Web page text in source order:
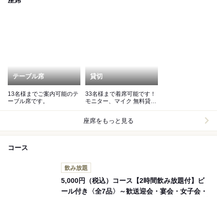
テーブル席
13名様までご案内可能のテ
ーブル席です。
貸切
33名様まで着席可能です！
モニター、マイク 無料貸出
座席をもっと見る
コース
飲み放題
5,000円（税込）コース【2時間飲み放題付】ビ
ール付き〈全7品〉～歓送迎会・宴会・女子会・